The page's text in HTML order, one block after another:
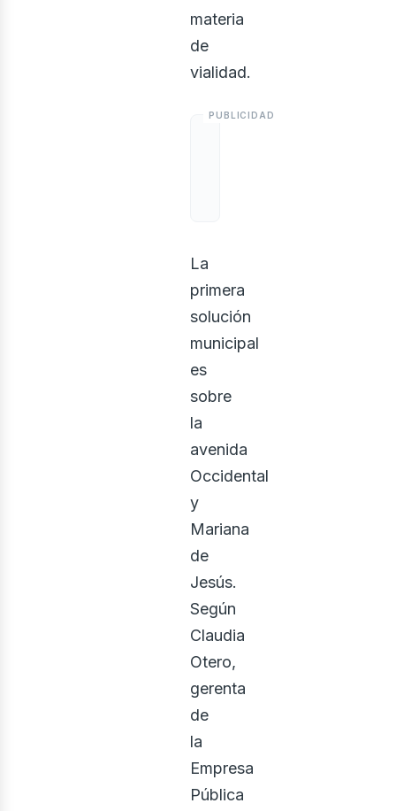
materia
de
vialidad.
La
primera
solución
municipal
es
sobre
la
avenida
Occidental
y
Mariana
de
Jesús.
Según
Claudia
Otero,
gerenta
de
la
Empresa
Pública